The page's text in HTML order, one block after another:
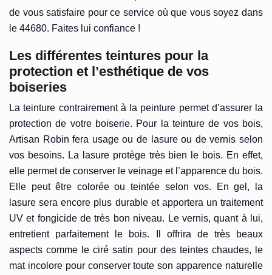
de vous satisfaire pour ce service où que vous soyez dans
le 44680. Faites lui confiance !
Les différentes teintures pour la
protection et l’esthétique de vos
boiseries
La teinture contrairement à la peinture permet d’assurer la
protection de votre boiserie. Pour la teinture de vos bois,
Artisan Robin fera usage ou de lasure ou de vernis selon
vos besoins. La lasure protège très bien le bois. En effet,
elle permet de conserver le veinage et l’apparence du bois.
Elle peut être colorée ou teintée selon vos. En gel, la
lasure sera encore plus durable et apportera un traitement
UV et fongicide de très bon niveau. Le vernis, quant à lui,
entretient parfaitement le bois. Il offrira de très beaux
aspects comme le ciré satin pour des teintes chaudes, le
mat incolore pour conserver toute son apparence naturelle